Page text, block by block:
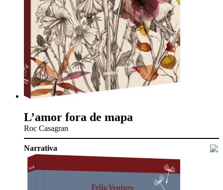
L’amor fora de mapa
Roc Casagran
Narrativa